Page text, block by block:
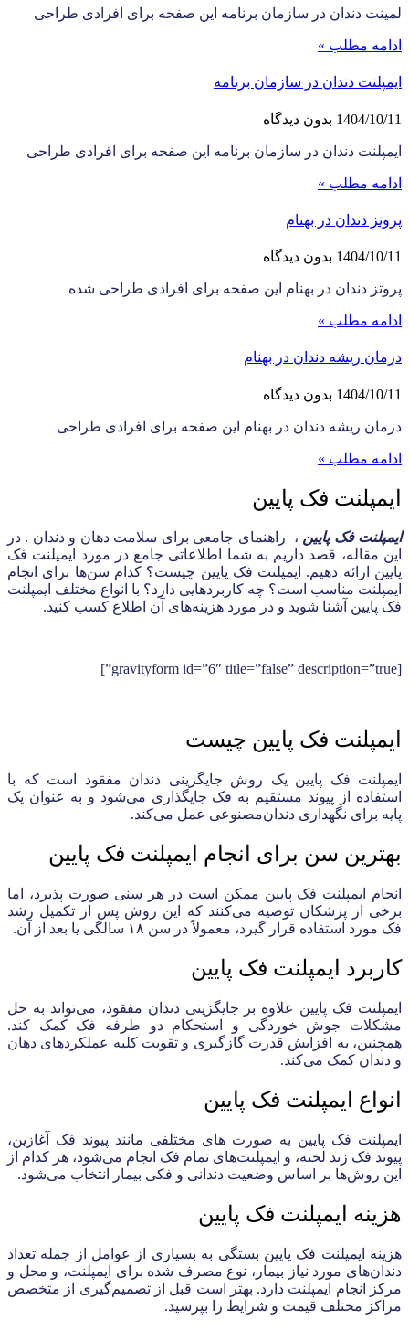
لمینت دندان در سازمان برنامه این صفحه برای افرادی طراحی
ادامه مطلب »
ایمپلنت دندان در سازمان برنامه
1404/10/11 بدون دیدگاه
ایمپلنت دندان در سازمان برنامه این صفحه برای افرادی طراحی
ادامه مطلب »
پروتز دندان در بهنام
1404/10/11 بدون دیدگاه
پروتز دندان در بهنام این صفحه برای افرادی طراحی شده
ادامه مطلب »
درمان ریشه دندان در بهنام
1404/10/11 بدون دیدگاه
درمان ریشه دندان در بهنام این صفحه برای افرادی طراحی
ادامه مطلب »
ایمپلنت فک پایین
ایمپلنت فک پایین ، راهنمای جامعی برای سلامت دهان و دندان . در
این مقاله، قصد داریم به شما اطلاعاتی جامع در مورد ایمپلنت فک
پایین ارائه دهیم. ایمپلنت فک پایین چیست؟ کدام سن‌ها برای انجام
ایمپلنت مناسب است؟ چه کاربردهایی دارد؟ با انواع مختلف ایمپلنت
فک پایین آشنا شوید و در مورد هزینه‌های آن اطلاع کسب کنید.
[gravityform id=”6″ title=”false” description=”true”]
ایمپلنت فک پایین چیست
ایمپلنت فک پایین یک روش جایگزینی دندان مفقود است که با
استفاده از پیوند مستقیم به فک جایگذاری می‌شود و به عنوان یک
پایه برای نگهداری دندان‌مصنوعی عمل می‌کند.
بهترین سن برای انجام ایمپلنت فک پایین
انجام ایمپلنت فک پایین ممکن است در هر سنی صورت پذیرد، اما
برخی از پزشکان توصیه می‌کنند که این روش پس از تکمیل رشد
فک مورد استفاده قرار گیرد، معمولاً در سن ۱۸ سالگی یا بعد از آن.
کاربرد ایمپلنت فک پایین
ایمپلنت فک پایین علاوه بر جایگزینی دندان مفقود، می‌تواند به حل
مشکلات جوش خوردگی و استحکام دو طرفه فک کمک کند.
همچنین، به افزایش قدرت گازگیری و تقویت کلیه عملکردهای دهان
و دندان کمک می‌کند.
انواع ایمپلنت فک پایین
ایمپلنت فک پایین به صورت های مختلفی مانند پیوند فک آغازین،
پیوند فک زند لخته، و ایمپلنت‌های تمام فک انجام می‌شود، هر کدام از
این روش‌ها بر اساس وضعیت دندانی و فکی بیمار انتخاب می‌شود.
هزینه ایمپلنت فک پایین
هزینه ایمپلنت فک پایین بستگی به بسیاری از عوامل از جمله تعداد
دندان‌های مورد نیاز بیمار، نوع مصرف شده برای ایمپلنت، و محل و
مرکز انجام ایمپلنت دارد. بهتر است قبل از تصمیم‌گیری از متخصص
مراکز مختلف قیمت و شرایط را بپرسید.